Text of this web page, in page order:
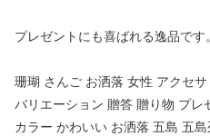
プレゼントにも喜ばれる逸品です
珊瑚 さんご お洒落 女性 アクセ
バリエーション 贈答 贈り物 プ
カラー かわいい お洒落 五島 五島